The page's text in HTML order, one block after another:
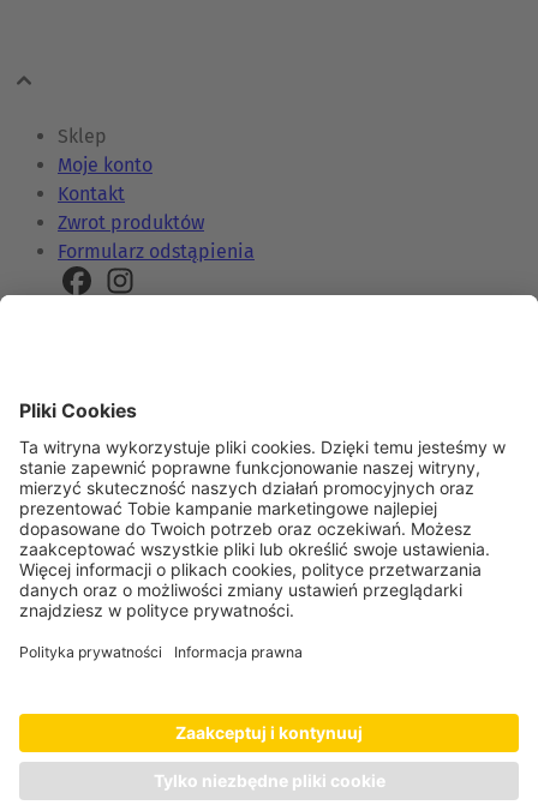
Sklep
Moje konto
Kontakt
Zwrot produktów
Formularz odstąpienia
Informacje
Wysyłka i koszty
Kariera
Regulaminy promocji
Platforma JDP
Dla dostawców
Informacje prawne
Regulamin sklepu
Dane firmy
Odstąpienie od umowy
Ustawienia plików Cookie
Oświadczenie dotyczące dostępności